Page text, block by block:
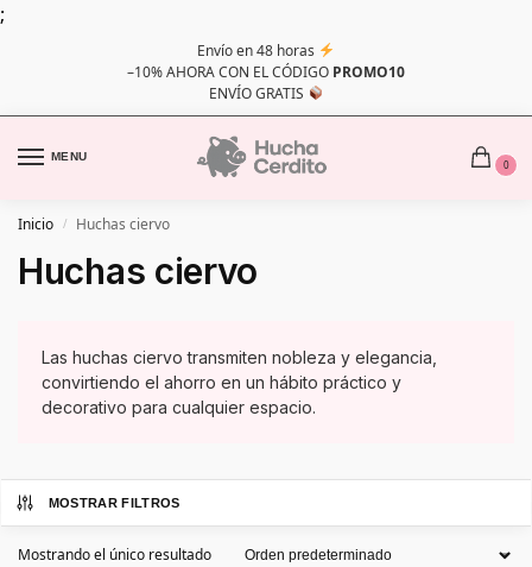
;
Envío en 48 horas
–10% AHORA CON EL CÓDIGO PROMO10
ENVÍO GRATIS
MENU
0
Inicio / Huchas ciervo
Huchas ciervo
Las huchas ciervo transmiten nobleza y elegancia,
convirtiendo el ahorro en un hábito práctico y
decorativo para cualquier espacio.
MOSTRAR FILTROS
Mostrando el único resultado